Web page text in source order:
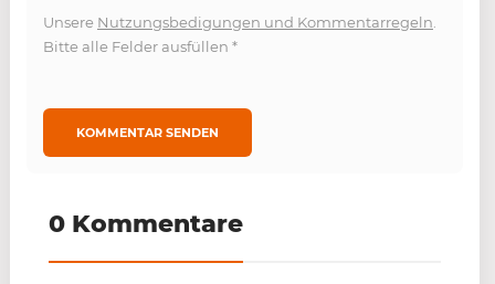
Unsere Nutzungsbedigungen und Kommentarregeln.
Bitte alle Felder ausfüllen *
0 Kommentare